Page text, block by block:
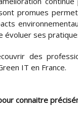
promues
évoluer ses
des
IT en France.
connaitre